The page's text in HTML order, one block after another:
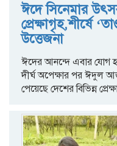
ঈদে সিনেমার
প্রেক্ষাগৃহ,শীর্ষে
উত্তেজনা
ঈদের আনন্দে এবার যোগ
দীর্ঘ অপেক্ষার পর ঈদুল
পেয়েছে দেশের বিভিন্ন